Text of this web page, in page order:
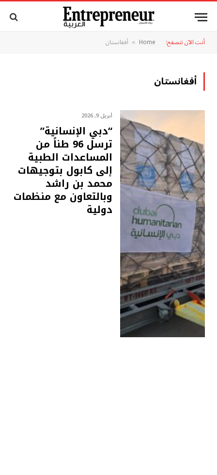
أنت الآن تتصفح: Home
» أفغانستان
أفغانستان
أبريل 9, 2026
“دبي الإنسانية”
ترسل 96 طناً من
المساعدات الطبية
إلى كابول بتوجيهات
محمد بن راشد
وبالتعاون مع منظمات
دولية